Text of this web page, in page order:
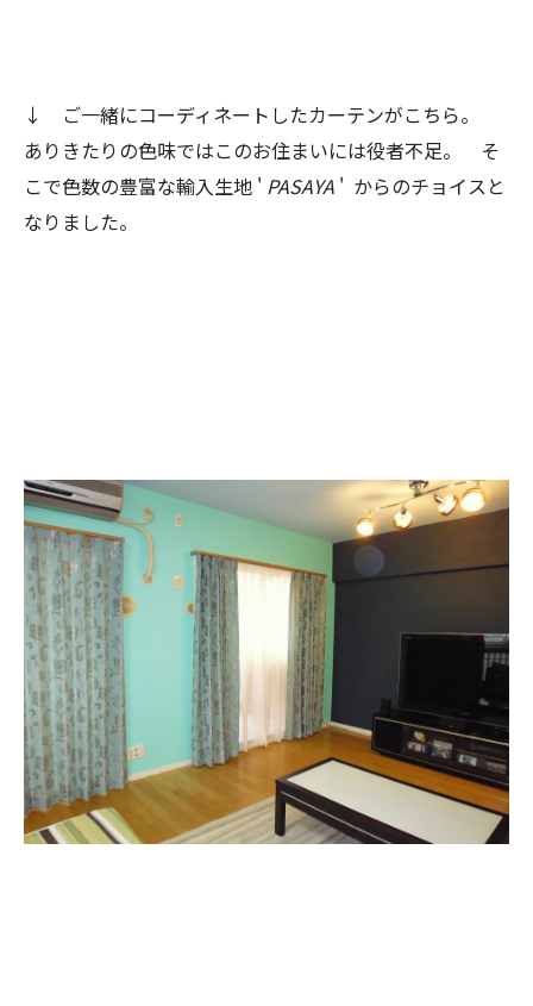
↓ ご一緒にコーディネートしたカーテンがこちら。
ありきたりの色味ではこのお住まいには役者不足。 そ
こで色数の豊富な輸入生地 ' PASAYA ' からのチョイスと
なりました。